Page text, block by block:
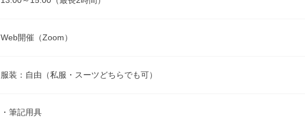
Web開催（Zoom）
服装：自由（私服・スーツどちらでも可）
・筆記用具